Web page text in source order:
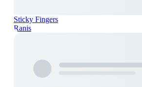
Sticky Fingers
Ranis